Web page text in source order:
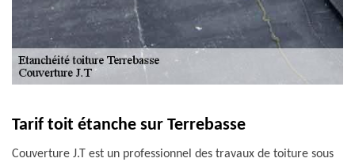
Tarif toit étanche sur Terrebasse
Couverture J.T est un professionnel des travaux de toiture sous